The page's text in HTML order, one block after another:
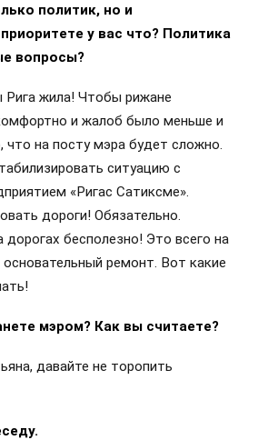
политик, но и
у вас что? Политика
вопросы?
жила! Чтобы рижане
и жалоб было меньше и
на посту мэра будет сложно.
ситуацию с
«Ригас Сатиксме».
дороги! Обязательно.
бесполезно! Это всего на
ремонт. Вот какие
мэром? Как вы считаете?
давайте не торопить